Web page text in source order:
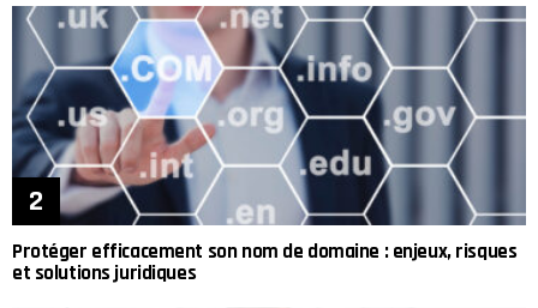
Protéger efficacement son nom de domaine : enjeux, risques
et solutions juridiques